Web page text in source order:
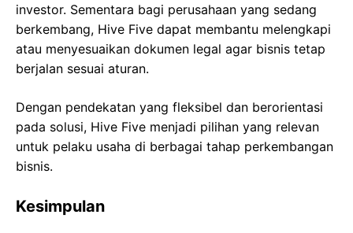
investor. Sementara bagi perusahaan yang sedang
berkembang, Hive Five dapat membantu melengkapi
atau menyesuaikan dokumen legal agar bisnis tetap
berjalan sesuai aturan.
Dengan pendekatan yang fleksibel dan berorientasi
pada solusi, Hive Five menjadi pilihan yang relevan
untuk pelaku usaha di berbagai tahap perkembangan
bisnis.
Kesimpulan